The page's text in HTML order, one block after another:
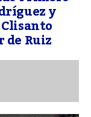
y
Ruiz